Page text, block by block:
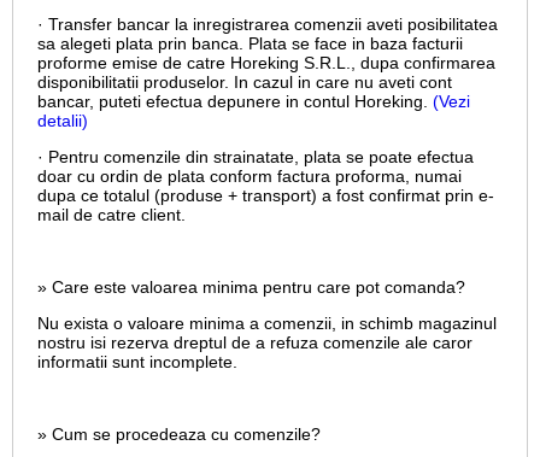
· Transfer bancar la inregistrarea comenzii aveti posibilitatea
sa alegeti plata prin banca. Plata se face in baza facturii
proforme emise de catre Horeking S.R.L., dupa confirmarea
disponibilitatii produselor. In cazul in care nu aveti cont
bancar, puteti efectua depunere in contul Horeking. (Vezi
detalii)
· Pentru comenzile din strainatate, plata se poate efectua
doar cu ordin de plata conform factura proforma, numai
dupa ce totalul (produse + transport) a fost confirmat prin e-
mail de catre client.
» Care este valoarea minima pentru care pot comanda?
Nu exista o valoare minima a comenzii, in schimb magazinul
nostru isi rezerva dreptul de a refuza comenzile ale caror
informatii sunt incomplete.
» Cum se procedeaza cu comenzile?